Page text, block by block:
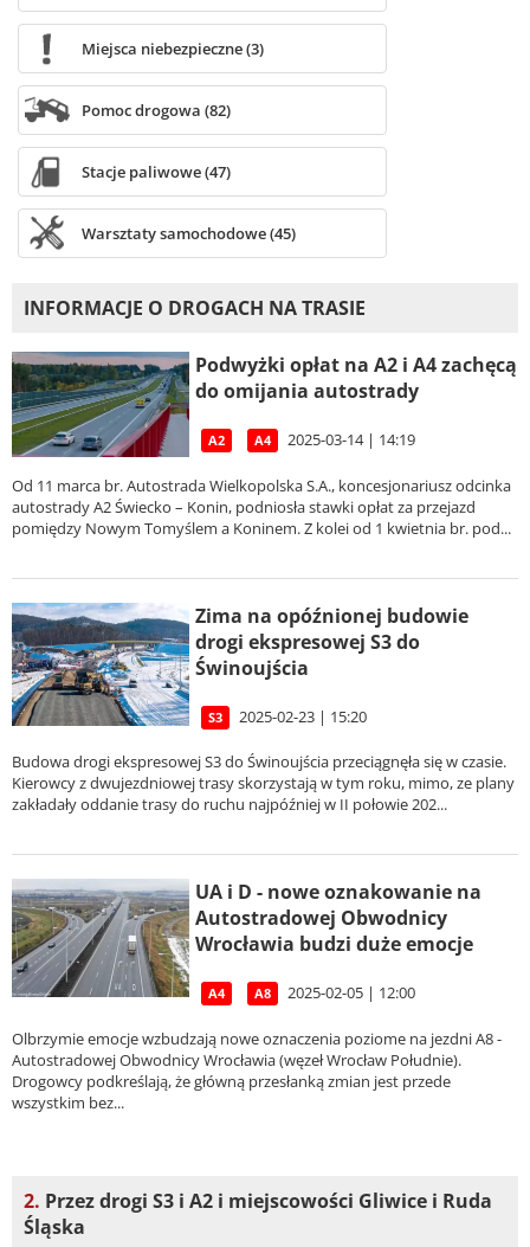
Miejsca niebezpieczne (3)
Pomoc drogowa (82)
Stacje paliwowe (47)
Warsztaty samochodowe (45)
INFORMACJE O DROGACH NA TRASIE
Podwyżki opłat na A2 i A4 zachęcą
do omijania autostrady
A2 A4 2025-03-14 | 14:19
Od 11 marca br. Autostrada Wielkopolska S.A., koncesjonariusz odcinka
autostrady A2 Świecko – Konin, podniosła stawki opłat za przejazd
pomiędzy Nowym Tomyślem a Koninem. Z kolei od 1 kwietnia br. pod...
Zima na opóźnionej budowie
drogi ekspresowej S3 do
Świnoujścia
S3 2025-02-23 | 15:20
Budowa drogi ekspresowej S3 do Świnoujścia przeciągnęła się w czasie.
Kierowcy z dwujezdniowej trasy skorzystają w tym roku, mimo, ze plany
zakładały oddanie trasy do ruchu najpóźniej w II połowie 202...
UA i D - nowe oznakowanie na
Autostradowej Obwodnicy
Wrocławia budzi duże emocje
A4 A8 2025-02-05 | 12:00
Olbrzymie emocje wzbudzają nowe oznaczenia poziome na jezdni A8 -
Autostradowej Obwodnicy Wrocławia (węzeł Wrocław Południe).
Drogowcy podkreślają, że główną przesłanką zmian jest przede
wszystkim bez...
2. Przez drogi S3 i A2 i miejscowości Gliwice i Ruda
Śląska